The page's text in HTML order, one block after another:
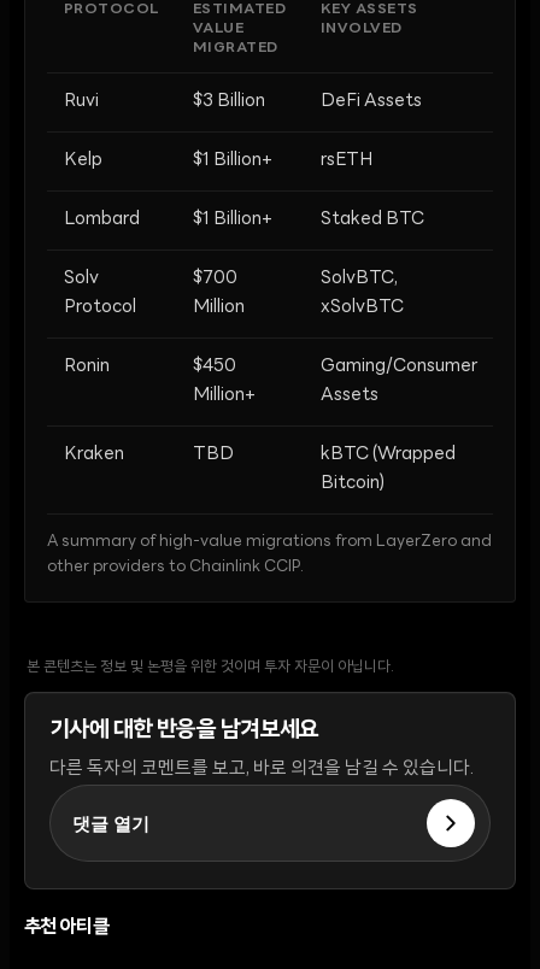
PROTOCOL
ESTIMATED
VALUE
MIGRATED
KEY ASSETS
INVOLVED
Ruvi $3 Billion DeFi Assets
Kelp $1 Billion+ rsETH
Lombard $1 Billion+ Staked BTC
Solv
Protocol
$700
Million
SolvBTC,
xSolvBTC
Ronin
$450
Million+
Gaming/Consumer
Assets
Kraken TBD
kBTC (Wrapped
Bitcoin)
A summary of high-value migrations from LayerZero and
other providers to Chainlink CCIP.
본 콘텐츠는 정보 및 논평을 위한 것이며 투자 자문이 아닙니다.
기사에 대한 반응을 남겨보세요
다른 독자의 코멘트를 보고, 바로 의견을 남길 수 있습니다.
댓글 열기
추천 아티클